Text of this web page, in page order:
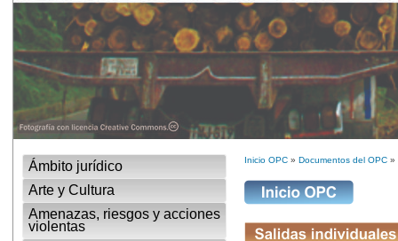
Ámbito jurídico
Arte y Cultura
Amenazas, riesgos y acciones
violentas
Inicio OPC » Documentos del OPC »